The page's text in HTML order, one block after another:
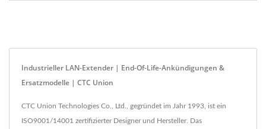
Industrieller LAN-Extender | End-Of-Life-Ankündigungen &
Ersatzmodelle | CTC Union
CTC Union Technologies Co., Ltd., gegründet im Jahr 1993, ist ein
ISO9001/14001 zertifizierter Designer und Hersteller. Das